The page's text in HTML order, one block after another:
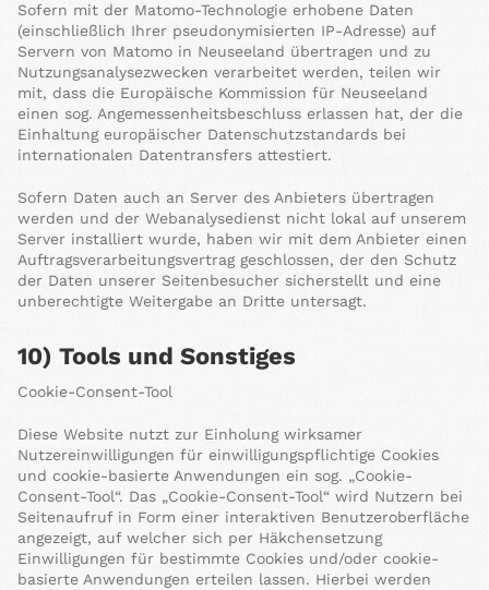
Sofern mit der Matomo-Technologie erhobene Daten
(einschließlich Ihrer pseudonymisierten IP-Adresse) auf
Servern von Matomo in Neuseeland übertragen und zu
Nutzungsanalysezwecken verarbeitet werden, teilen wir
mit, dass die Europäische Kommission für Neuseeland
einen sog. Angemessenheitsbeschluss erlassen hat, der die
Einhaltung europäischer Datenschutzstandards bei
internationalen Datentransfers attestiert.
Sofern Daten auch an Server des Anbieters übertragen
werden und der Webanalysedienst nicht lokal auf unserem
Server installiert wurde, haben wir mit dem Anbieter einen
Auftragsverarbeitungsvertrag geschlossen, der den Schutz
der Daten unserer Seitenbesucher sicherstellt und eine
unberechtigte Weitergabe an Dritte untersagt.
10) Tools und Sonstiges
Cookie-Consent-Tool
Diese Website nutzt zur Einholung wirksamer
Nutzereinwilligungen für einwilligungspflichtige Cookies
und cookie-basierte Anwendungen ein sog. „Cookie-
Consent-Tool“. Das „Cookie-Consent-Tool“ wird Nutzern bei
Seitenaufruf in Form einer interaktiven Benutzeroberfläche
angezeigt, auf welcher sich per Häkchensetzung
Einwilligungen für bestimmte Cookies und/oder cookie-
basierte Anwendungen erteilen lassen. Hierbei werden